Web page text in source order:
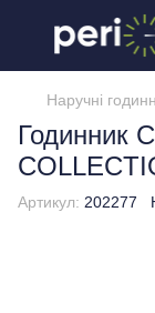
Наручні
Годинник
Артикул: 202277